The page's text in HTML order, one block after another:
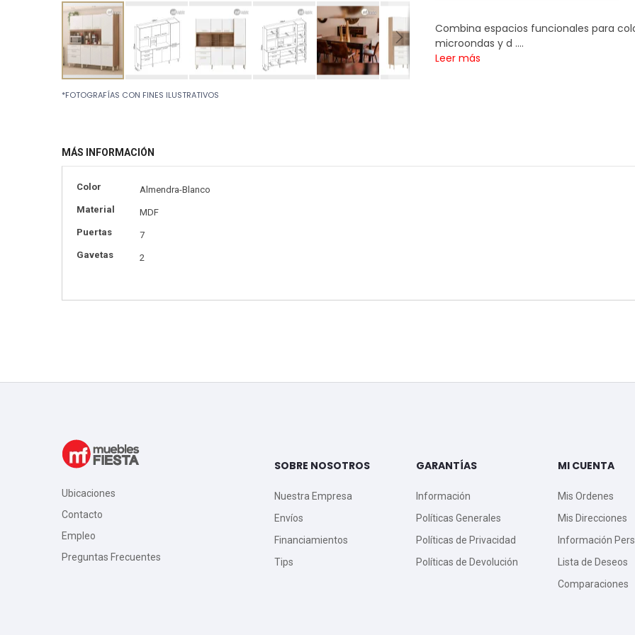
Combina espacios funcionales para
microondas y d ....
Leer más
to
the
images
gallery
*FOTOGRAFÍAS CON FINES ILUSTRATIVOS
MÁS INFORMACIÓN
Más
Color
Almendra-Blanco
Material
MDF
Puertas
7
Gavetas
2
Ubicaciones
Contacto
Empleo
Preguntas Frecuentes
SOBRE NOSOTROS
Nuestra Empresa
Envíos
Financiamientos
Tips
GARANTÍAS
Información
Políticas Generales
Políticas de Privacidad
Políticas de Devolución
MI CUENTA
Mis Ordenes
Mis Direcciones
Información
Lista de Deseos
Comparaciones